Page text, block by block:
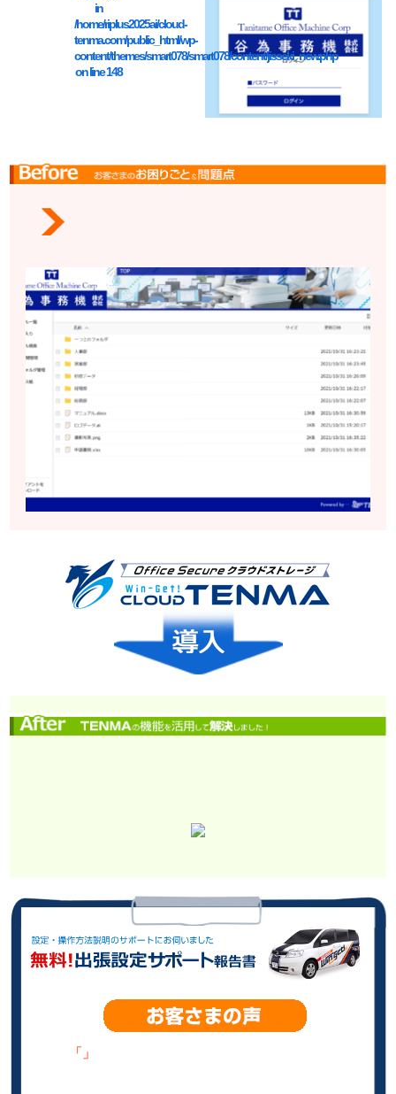
in
/home/riplus2025ai/cloud-
tenma.com/public_html/wp-
content/themes/smart078/smart078/content/jisseki_new.php
on line148
「」